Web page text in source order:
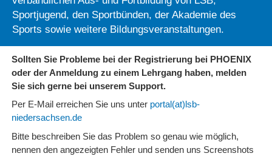
Sportjugend, den Sportbünden, der Akademie des
Sports sowie weitere Bildungsveranstaltungen.
Sollten Sie Probleme bei der Registrierung bei PHOENIX
oder der Anmeldung zu einem Lehrgang haben, melden
Sie sich gerne bei unserem Support.
Per E-Mail erreichen Sie uns unter portal(at)lsb-
niedersachsen.de
Bitte beschreiben Sie das Problem so genau wie möglich,
nennen den angezeigten Fehler und senden uns Screenshots